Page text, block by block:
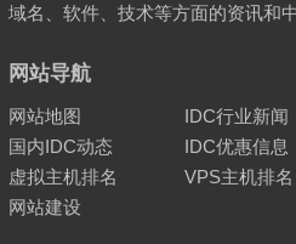
域名、软件、技术等方面的资讯和
网站导航
网站地图 IDC行业新闻
国内IDC动态
IDC优惠信息
虚拟主机排名
VPS主机排名
网站建设